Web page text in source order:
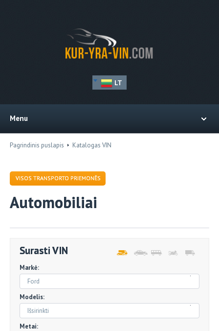
LT
Menu
Pagrindinis puslapis Katalogas VIN
VISOS TRANSPORTO PRIEMONĖS
Automobiliai
Surasti VIN
Markė:
Ford
Modelis:
Išsirinkti
Metai: